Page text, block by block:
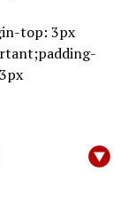
top: 3px